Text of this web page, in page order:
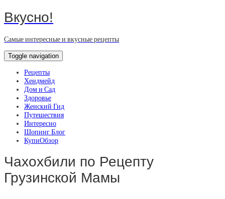
Вкусно!
Самые интересные и вкусные рецепты
Toggle navigation
Рецепты
Хендмейд
Дом и Сад
Здоровье
Женский Гид
Путешествия
Интересно
Шопинг Блог
КупиОбзор
Чахохбили по Рецепту
Грузинской Мамы